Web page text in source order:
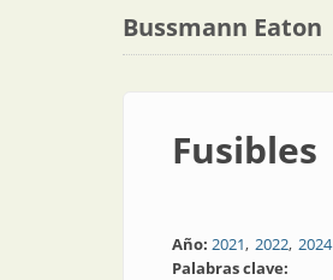
Bussmann Eaton
Fusibles
Año: 2021 2022 2024
Palabras clave: